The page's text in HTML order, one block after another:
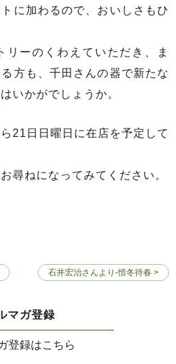
に加わるので、おいしさもひ
リーのくわえていただき、ま
方も、千田さんの器で新たな
いかがでしょうか。
21日日曜日に在店を予定して
尋ねになってみてください。
石井宏治さんより‐惜冬待春 >
マガ登録
登録はこちら